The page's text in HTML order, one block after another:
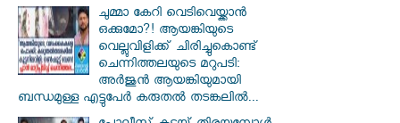
ചുമ്മാ കേറി വെടിവെയ്ക്കാൻ
ഒക്കുമോ?! ആയങ്കിയുടെ
വെല്ലുവിളിക്ക് ചിരിച്ചുകൊണ്ട്
ചെന്നിത്തലയുടെ മറുപടി:
അർജുൻ ആയങ്കിയുമായി
ബന്ധമുള്ള എട്ടുപേർ കരുതൽ തടങ്കലിൽ...